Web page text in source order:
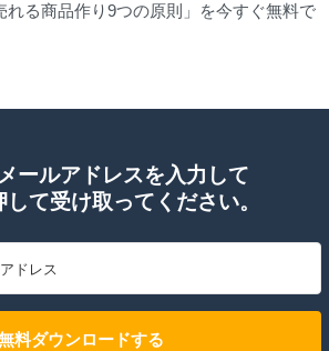
れる商品作り9つの原則」を今すぐ無料で
ールアドレスを入力して
て受け取ってください。
料ダウンロードする